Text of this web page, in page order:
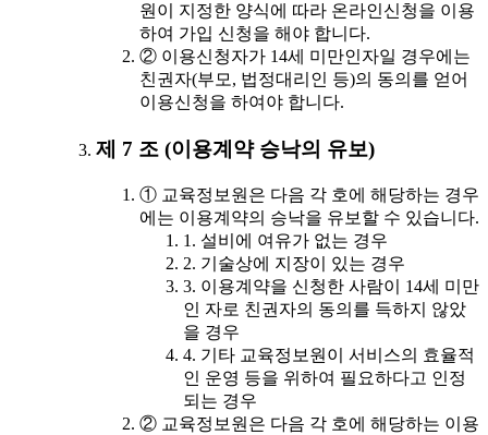
원이 지정한 양식에 따라 온라인신청을 이용
하여 가입 신청을 해야 합니다.
② 이용신청자가 14세 미만인자일 경우에는
친권자(부모, 법정대리인 등)의 동의를 얻어
이용신청을 하여야 합니다.
제 7 조 (이용계약 승낙의 유보)
① 교육정보원은 다음 각 호에 해당하는 경우
에는 이용계약의 승낙을 유보할 수 있습니다.
1. 설비에 여유가 없는 경우
2. 기술상에 지장이 있는 경우
3. 이용계약을 신청한 사람이 14세 미만
인 자로 친권자의 동의를 득하지 않았
을 경우
4. 기타 교육정보원이 서비스의 효율적
인 운영 등을 위하여 필요하다고 인정
되는 경우
② 교육정보원은 다음 각 호에 해당하는 이용